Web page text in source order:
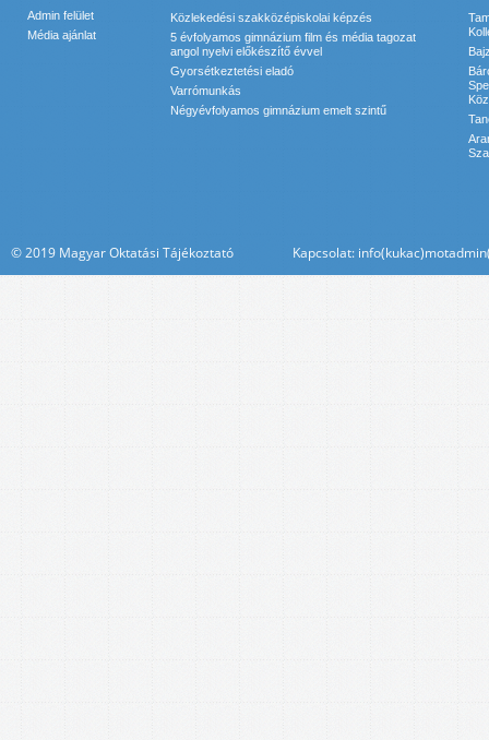
Admin felület
Média ajánlat
Közlekedési szakközépiskolai képzés
5 évfolyamos gimnázium film és média tagozat
angol nyelvi előkészítő évvel
Gyorsétkeztetési eladó
Varrómunkás
Négyévfolyamos gimnázium emelt szintű
© 2019 Magyar Oktatási Tájékoztató Kapcsolat: